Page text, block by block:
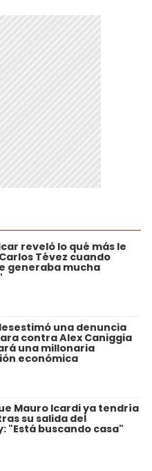
reveló lo qué más le
Tévez cuando
generaba mucha
una denuncia
contra Alex Caniggia
una millonaria
económica
Mauro Icardi ya tendría
su salida del
"Está buscando casa"